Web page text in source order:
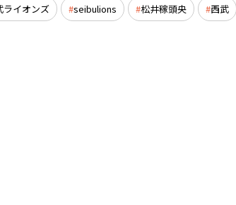
ライオンズ seibulions 松井稼頭央 西武